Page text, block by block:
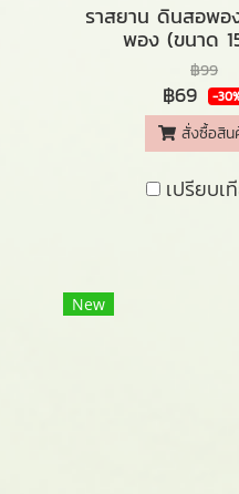
ราสยาน ดินสอพ
พอง (ขนาด
฿99
฿69 -
สั่งซื้อสิน
เปรียบเ
New